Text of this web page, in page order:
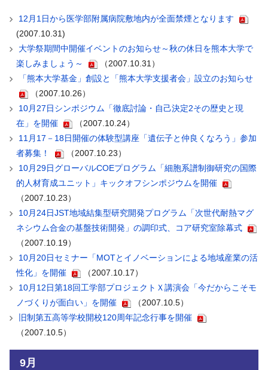
12月1日から医学部附属病院敷地内が全面禁煙となります
(2007.10.31)
大学祭期間中開催イベントのお知らせ～秋の休日を熊本大学で
楽しみましょう～
（2007.10.31）
「熊本大学基金」創設と「熊本大学支援者会」設立のお知らせ
（2007.10.26）
10月27日シンポジウム「徹底討論・自己決定2その歴史と現
在」を開催
（2007.10.24）
11月17－18日開催の体験型講座「遺伝子と仲良くなろう」参加
者募集！
（2007.10.23）
10月29日グローバルCOEプログラム「細胞系譜制御研究の国際
的人材育成ユニット」キックオフシンポジウムを開催
（2007.10.23）
10月24日JST地域結集型研究開発プログラム「次世代耐熱マグ
ネシウム合金の基盤技術開発」の調印式、コア研究室除幕式
（2007.10.19）
10月20日セミナー「MOTとイノベーションによる地域産業の活
性化」を開催
（2007.10.17）
10月12日第18回工学部プロジェクトＸ講演会「今だからこそモ
ノづくりが面白い」を開催
（2007.10.5）
旧制第五高等学校開校120周年記念行事を開催
（2007.10.5）
9月